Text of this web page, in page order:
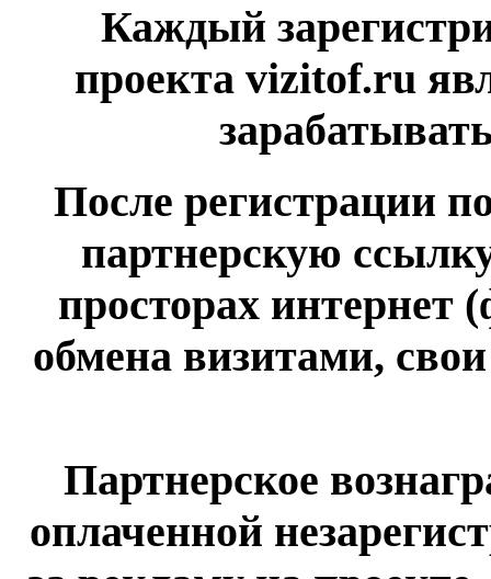
Каждый
проекта vizitof.ru
После регистрации
партнерскую
просторах интернет
обмена визитами,
Партнерское
оплаченной